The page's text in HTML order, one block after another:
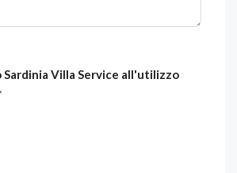
Villa Service all'utilizzo